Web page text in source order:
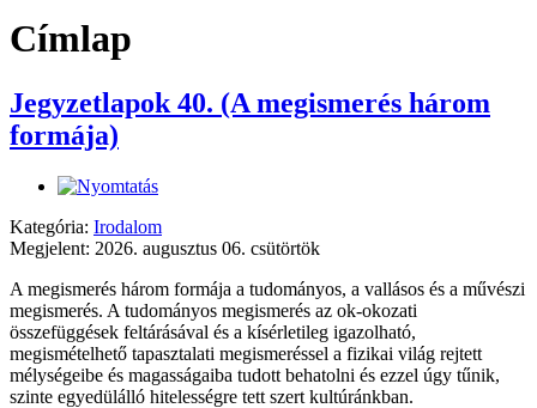
Címlap
Jegyzetlapok 40. (A megismerés három
formája)
Kategória: Irodalom
Megjelent: 2026. augusztus 06. csütörtök
A megismerés három formája a tudományos, a vallásos és a művészi
megismerés. A tudományos megismerés az ok-okozati
összefüggések feltárásával és a kísérletileg igazolható,
megismételhető tapasztalati megismeréssel a fizikai világ rejtett
mélységeibe és magasságaiba tudott behatolni és ezzel úgy tűnik,
szinte egyedülálló hitelességre tett szert kultúránkban.